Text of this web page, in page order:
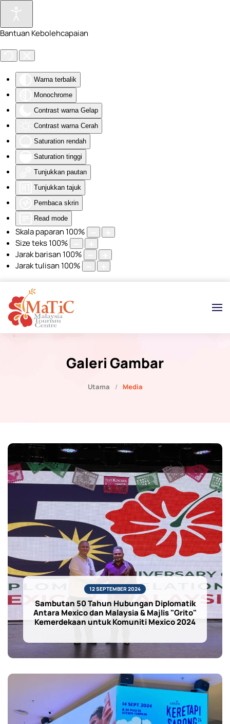
Bantuan Kebolehcapaian
Warna terbalik
Monochrome
Contrast warna Gelap
Contrast warna Cerah
Saturation rendah
Saturation tinggi
Tunjukkan pautan
Tunjukkan tajuk
Pembaca skrin
Read mode
Skala paparan 100%
Size teks100%
Jarak barisan 100%
Jarak tulisan 100%
Skip to main content
Galeri Gambar
Utama Media
12 SEPTEMBER 2024
Sambutan 50 Tahun Hubungan Diplomatik
Antara Mexico dan Malaysia & Majlis "Grito"
Kemerdekaan untuk Komuniti Mexico 2024